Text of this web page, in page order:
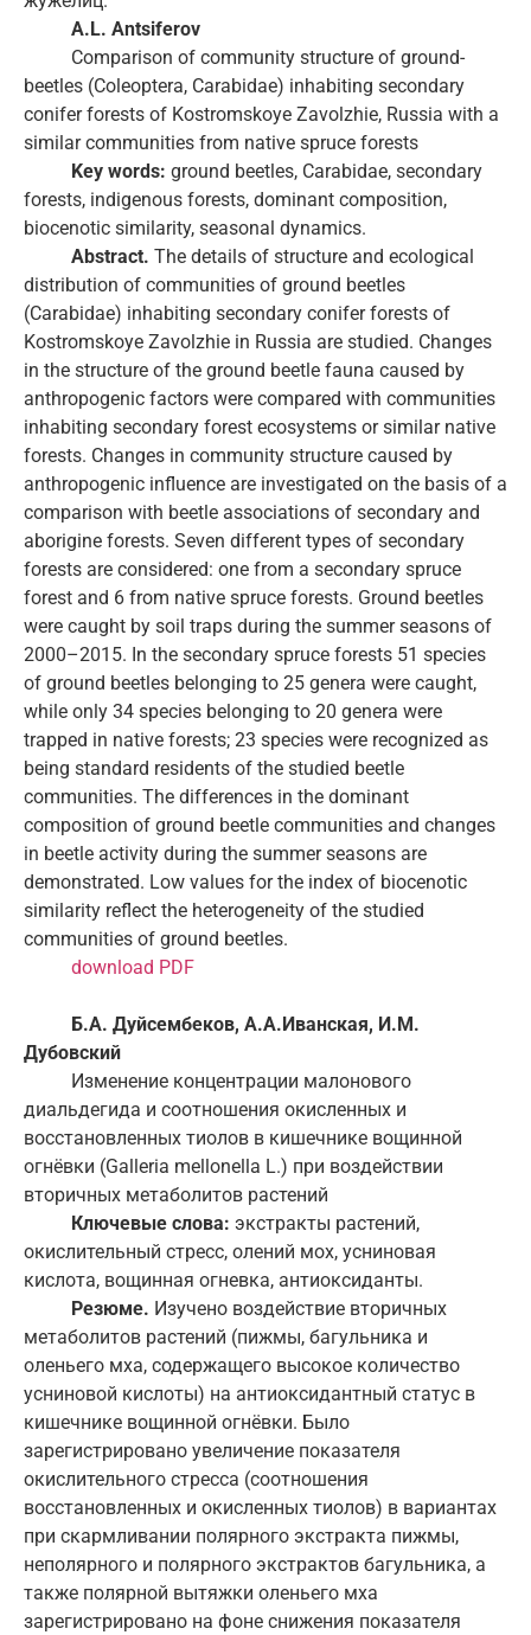
A.L. Antsiferov
Comparison of community structure of ground-
beetles (Coleoptera, Carabidae) inhabiting secondary
conifer forests of Kostromskoye Zavolzhie, Russia with a
similar communities from native spruce forests
Key words: ground beetles, Carabidae, secondary
forests, indigenous forests, dominant composition,
biocenotic similarity, seasonal dynamics.
Abstract. The details of structure and ecological
distribution of communities of ground beetles
(Carabidae) inhabiting secondary conifer forests of
Kostromskoye Zavolzhie in Russia are studied. Changes
in the structure of the ground beetle fauna caused by
anthropogenic factors were compared with communities
inhabiting secondary forest ecosystems or similar native
forests. Changes in community structure caused by
anthropogenic influence are investigated on the basis of a
comparison with beetle associations of secondary and
aborigine forests. Seven different types of secondary
forests are considered: one from a secondary spruce
forest and 6 from native spruce forests. Ground beetles
were caught by soil traps during the summer seasons of
2000–2015. In the secondary spruce forests 51 species
of ground beetles belonging to 25 genera were caught,
while only 34 species belonging to 20 genera were
trapped in native forests; 23 species were recognized as
being standard residents of the studied beetle
communities. The differences in the dominant
composition of ground beetle communities and changes
in beetle activity during the summer seasons are
demonstrated. Low values for the index of biocenotic
similarity reflect the heterogeneity of the studied
communities of ground beetles.
download PDF
Б.А. Дуйсембеков, А.А.Иванская, И.М.
Дубовский
Изменение концентрации малонового
диальдегида и соотношения окисленных и
восстановленных тиолов в кишечнике вощинной
огнёвки (Galleria mellonella L.) при воздействии
вторичных метаболитов растений
Ключевые слова: экстракты растений,
окислительный стресс, олений мох, усниновая
кислота, вощинная огневка, антиоксиданты.
Резюме. Изучено воздействие вторичных
метаболитов растений (пижмы, багульника и
оленьего мха, содержащего высокое количество
усниновой кислоты) на антиоксидантный статус в
кишечнике вощинной огнёвки. Было
зарегистрировано увеличение показателя
окислительного стресса (соотношения
восстановленных и окисленных тиолов) в вариантах
при скармливании полярного экстракта пижмы,
неполярного и полярного экстрактов багульника, а
также полярной вытяжки оленьего мха
зарегистрировано на фоне снижения показателя